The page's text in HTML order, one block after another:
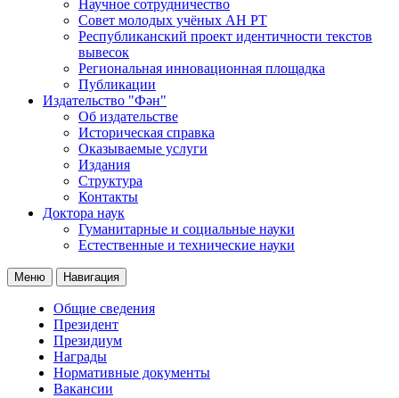
Научное сотрудничество
Совет молодых учёных АН РТ
Республиканский проект идентичности текстов
вывесок
Региональная инновационная площадка
Публикации
Издательство "Фән"
Об издательстве
Историческая справка
Оказываемые услуги
Издания
Структура
Контакты
Доктора наук
Гуманитарные и социальные науки
Естественные и технические науки
Меню Навигация
Общие сведения
Президент
Президиум
Награды
Нормативные документы
Вакансии